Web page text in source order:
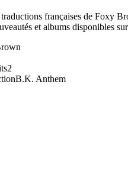
françaises de Foxy
et albums disponibles
2
B.K. Anthem